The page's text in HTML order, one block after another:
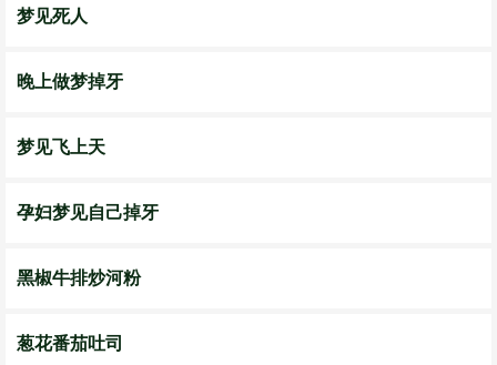
梦见死人
晚上做梦掉牙
梦见飞上天
孕妇梦见自己掉牙
黑椒牛排炒河粉
葱花番茄吐司